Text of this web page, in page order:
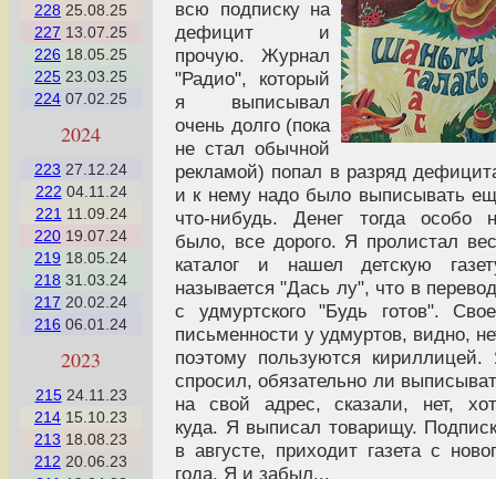
228 25.08.25
227 13.07.25
226 18.05.25
225 23.03.25
224 07.02.25
2024
223 27.12.24
222 04.11.24
221 11.09.24
220 19.07.24
219 18.05.24
218 31.03.24
217 20.02.24
216 06.01.24
2023
21524.11.23
214 15.10.23
213 18.08.23
212 20.06.23
всю подписку на
дефицит и
прочую. Журнал
"Радио", который
я выписывал
очень долго (пока
не стал обычной
рекламой) попал в разряд
и к нему надо было выписывать
что-нибудь. Денег тогда особо
было, все дорого. Я пролистал
каталог и нашел детскую
называется "Дась лу", что в
с удмуртского "Будь готов".
письменности у удмуртов, видно,
поэтому пользуются кириллицей.
спросил, обязательно ли
на свой адрес, сказали, нет,
куда. Я выписал товарищу.
в августе, приходит газета с
года. Я и забыл...